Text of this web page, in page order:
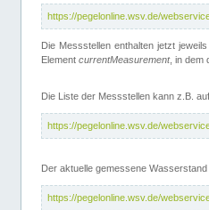
https://pegelonline.wsv.de/
Die Messstellen enthalten jetzt
Element currentMeasurement, in dem
Die Liste der Messstellen kann z.B.
https://pegelonline.wsv.de/
Der aktuelle gemessene
https://pegelonline.wsv.de/